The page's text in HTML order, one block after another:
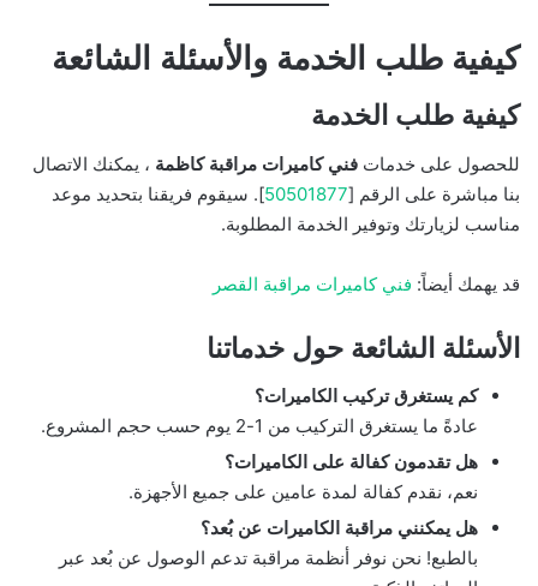
كيفية طلب الخدمة والأسئلة الشائعة
كيفية طلب الخدمة
للحصول على خدمات فني كاميرات مراقبة كاظمة ، يمكنك الاتصال
بنا مباشرة على الرقم [50501877]. سيقوم فريقنا بتحديد موعد
مناسب لزيارتك وتوفير الخدمة المطلوبة.
قد يهمك أيضاً: فني كاميرات مراقبة القصر
الأسئلة الشائعة حول خدماتنا
كم يستغرق تركيب الكاميرات؟
عادةً ما يستغرق التركيب من 1-2 يوم حسب حجم المشروع.
هل تقدمون كفالة على الكاميرات؟
نعم، نقدم كفالة لمدة عامين على جميع الأجهزة.
هل يمكنني مراقبة الكاميرات عن بُعد؟
بالطبع! نحن نوفر أنظمة مراقبة تدعم الوصول عن بُعد عبر